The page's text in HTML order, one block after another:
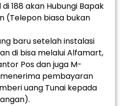
188 akan Hubungi Bapak
(Telepon biasa bukan
baru setelah instalasi
di bisa melalui Alfamart,
Pos dan juga M-
pembayaran
uang Tunai kepada